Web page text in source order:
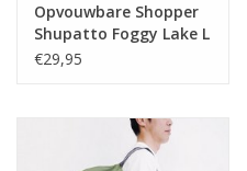
Opvouwbare Shopper
Shupatto Foggy Lake L
€29,95